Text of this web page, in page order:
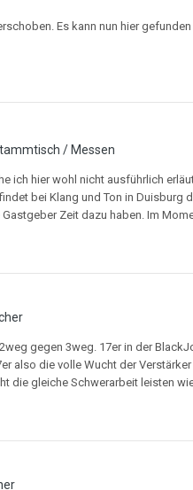
Es kann nun hier
/ Messen
ich hier wohl nicht ausführlich
bei Klang und Ton in
Zeit dazu haben. Im
gegen 3weg. 17er in der
also die volle Wucht der
die gleiche Schwerarbeit leisten